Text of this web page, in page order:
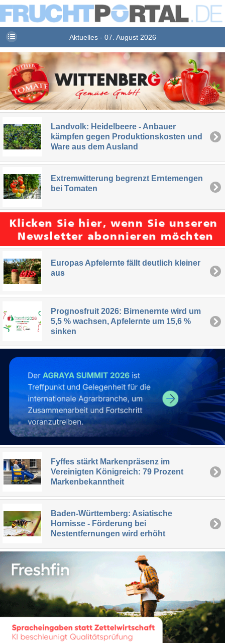
Aktuelles - 07. August 2026
Landvolk: Heidelbeere - Anbauer
kämpfen gegen Produktionskosten und
Ware aus dem Ausland
Extremwitterung begrenzt Erntemengen
bei Tomaten
Europas Apfelernte fällt deutlich kleiner
aus
Prognosfruit 2026: Birnenernte wird um
5,5 % wachsen, Apfelernte um 15,6 %
sinken
Fyffes stärkt Markenpräsenz im
Vereinigten Königreich: 79 Prozent
Markenbekanntheit
Baden-Württemberg: Asiatische
Hornisse - Förderung bei
Nestentfernungen wird erhöht